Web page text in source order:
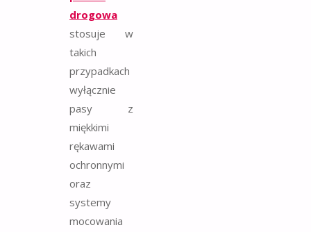
drogowa
stosuje w
takich
przypadkach
wyłącznie
pasy z
miękkimi
rękawami
ochronnymi
oraz
systemy
mocowania